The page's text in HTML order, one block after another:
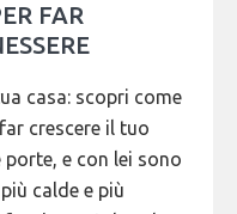
FAR
casa: scopri come
crescere il tuo
porte, e con lei sono
calde e più